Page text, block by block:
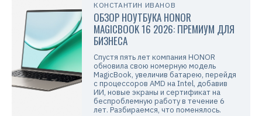
КОНСТАНТИН ИВАНОВ
ОБЗОР НОУТБУКА HONOR
MAGICBOOK 16 2026: ПРЕМИУМ ДЛЯ
БИЗНЕСА
Спустя пять лет компания HONOR
обновила свою номерную модель
MagicBook, увеличив батарею, перейдя
с процессоров AMD на Intel, добавив
ИИ, новые экраны и сертификат на
беспроблемную работу в течение 6
лет. Разбираемся, что поменялось.